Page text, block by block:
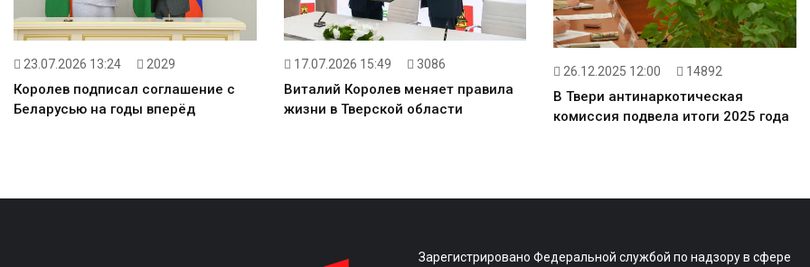
23.07.2026 13:24 2029
Королев подписал соглашение с
Беларусью на годы вперёд
17.07.2026 15:49 3086
Виталий Королев меняет правила
жизни в Тверской области
26.12.2025 12:00 14892
В Твери антинаркотическая
комиссия подвела итоги 2025 года
Зарегистрировано Федеральной службой по надзору в сфере